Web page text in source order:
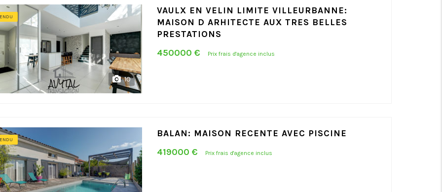
10
VAULX EN VELIN LIMITE VILLEURBANNE:
MAISON D ARHITECTE AUX TRES BELLES
PRESTATIONS
450000 €
Prix frais d'agence inclus
BALAN: MAISON RECENTE AVEC PISCINE
419000 €
Prix frais d'agence inclus